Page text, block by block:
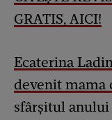
GRATIS, AICI!
Ecaterina
devenit mama
sfârșitul